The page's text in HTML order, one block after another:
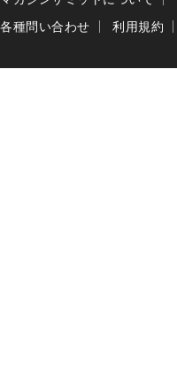
各種問い合わせ
利用規約